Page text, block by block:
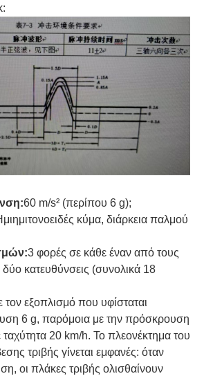
60 m/s² (περίπου 6 g);
κύμα, διάρκεια παλμού
3 φορές σε κάθε έναν από τους
δύο κατευθύνσεις (συνολικά 18
τον εξοπλισμό που υφίσταται
6 g, παρόμοια με την πρόσκρουση
20 km/h. Το πλεονέκτημα του
τριβής γίνεται εμφανές: όταν
οι πλάκες τριβής ολισθαίνουν